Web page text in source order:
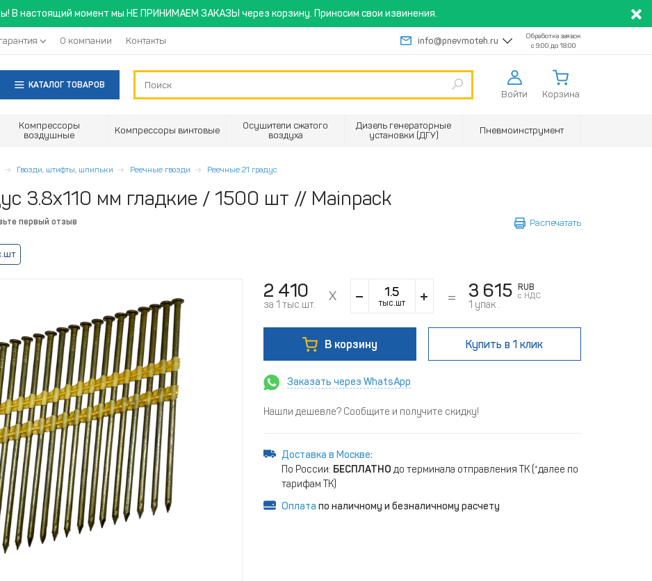
В настоящий момент мы НЕ ПРИНИМАЕМ ЗАКАЗЫ через корзину. Приносим свои извинения.
О компании Контакты info@pnevmoteh.ru
Обработка заявок
с 9:00 до 18:00
КАТАЛОГ ТОВАРОВ
Войти Корзина
Компрессоры
воздушные
Компрессоры винтовые
Осушители сжатого
воздуха
Дизель генераторные
установки (ДГУ)
Пневмоинструмент
Гвозди, штифты, шпильки Реечные гвозди Реечные 21 градус
3.8x110 мм гладкие / 1500 шт // Mainpack
первый отзыв Распечатать
2 410
за 1 тыс.шт. тыс.шт
3 615
RUB
с НДС
1 упак .
В корзину Купить в 1 клик
Заказать через WhatsApp
Нашли дешевле? Сообщите и получите скидку!
Доставка в Москве:
По России: БЕСПЛАТНО до терминала отправления ТК (*далее по
тарифам ТК)
Оплата по наличному и безналичному расчету